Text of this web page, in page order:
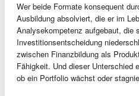
Wer beide Formate konsequent
Ausbildung absolviert, die er im
Analysekompetenz aufgebaut, die
Investitionsentscheidung
zwischen Finanzbildung als
Fähigkeit. Und dieser Unterschied
ob ein Portfolio wächst oder